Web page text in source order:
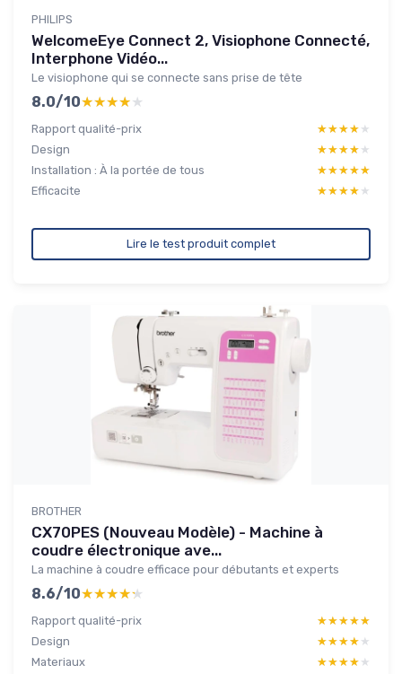
PHILIPS
WelcomeEye Connect 2, Visiophone Connecté,
Interphone Vidéo...
Le visiophone qui se connecte sans prise de tête
8.0/10★★★★★
★★★★★
Rapport qualité-prix ★★★★★
★★★★★
Design
★★★★★
★★★★★
Installation : À la portée de tous
★★★★★
★★★★★
Efficacite
★★★★★
★★★★★
Lire le test produit complet
BROTHER
CX70PES (Nouveau Modèle) - Machine à
coudre électronique ave...
La machine à coudre efficace pour débutants et experts
8.6/10★★★★★
★★★★★
Rapport qualité-prix ★★★★★
★★★★★
Design
★★★★★
★★★★★
Materiaux
★★★★★
★★★★★